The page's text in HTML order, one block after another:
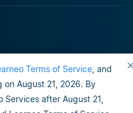
Terms of Service , and
August 21, 2026. By
after August 21,